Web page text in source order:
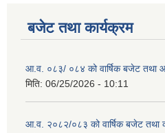
बजेट तथा कार्यक्रम
आ.व. ०८३/ ०८४ को वार्षिक बजेट तथा
मिति: 06/25/2026 - 10:11
आ.व. २०८२/०८३ को वार्षिक बजेट तथा